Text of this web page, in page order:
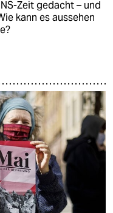
Zeit gedacht – und
kann es aussehen